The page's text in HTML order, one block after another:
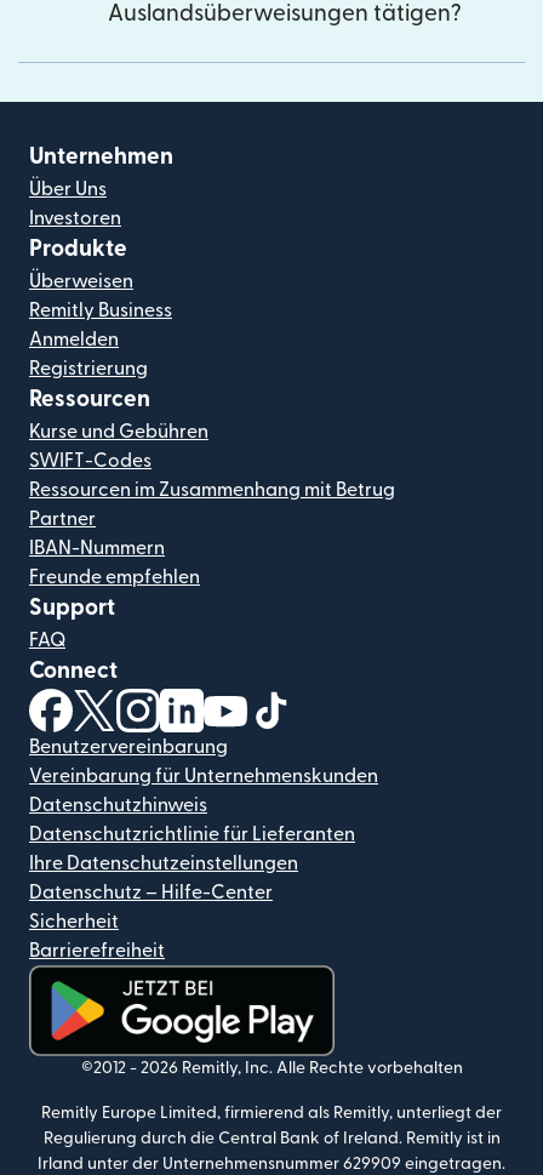
Auslandsüberweisungen tätigen?
Unternehmen
Über Uns
Investoren
Produkte
Überweisen
Remitly Business
Anmelden
Registrierung
Ressourcen
Kurse und Gebühren
SWIFT-Codes
Ressourcen im Zusammenhang mit Betrug
Partner
IBAN-Nummern
Freunde empfehlen
Support
FAQ
Connect
(wird in einem neuen Fenster geöffnet)
(wird in einem neuen Fenster geöffnet)
(wird in einem neuen Fenster geöffnet)
(wird in einem neuen Fenster geöffnet)
(wird in einem neuen Fenster
Benutzervereinbarung
Vereinbarung für Unternehmenskunden
Datenschutzhinweis
Datenschutzrichtlinie für Lieferanten
Ihre Datenschutzeinstellungen
Datenschutz – Hilfe-Center
Sicherheit
Barrierefreiheit
(wird in einem neuen Fenster geöffnet)
©2012 - 2026 Remitly, Inc. Alle Rechte vorbehalten
Remitly Europe Limited, firmierend als Remitly, unterliegt der
Regulierung durch die Central Bank of Ireland. Remitly ist in
Irland unter der Unternehmensnummer 629909 eingetragen.